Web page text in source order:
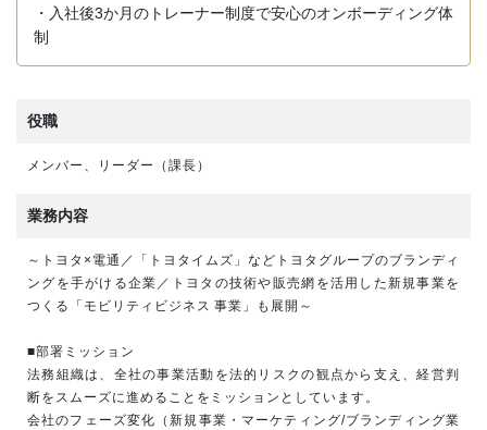
・入社後3か月のトレーナー制度で安心のオンボーディング体
制
役職
メンバー、リーダー（課長）
業務内容
～トヨタ×電通／「トヨタイムズ」などトヨタグループのブランディ
ングを手がける企業／トヨタの技術や販売網を活用した新規事業を
つくる「モビリティビジネス 事業」も展開～
■部署ミッション
法務組織は、全社の事業活動を法的リスクの観点から支え、経営判
断をスムーズに進めることをミッションとしています。
会社のフェーズ変化（新規事業・マーケティング/ブランディング業